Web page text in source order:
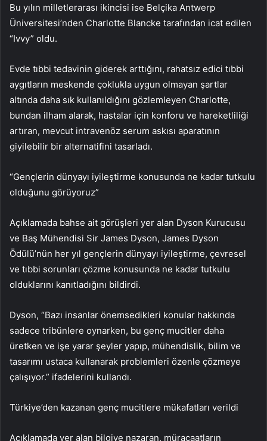
Bu yılın milletlerarası ikincisi ise Belçika Antwerp
Üniversitesi’nden Charlotte Blancke tarafından icat edilen
“Ivvy” oldu.
Evde tıbbi tedavinin giderek arttığını, rahatsız edici tıbbi
aygıtların meskende çoklukla uygun olmayan şartlar
altında daha sık kullanıldığını gözlemleyen Charlotte,
bundan ilham alarak, hastalar için konforu ve hareketliliği
artıran, mevcut intravenöz serum askısı aparatının
giyilebilir bir alternatifini tasarladı.
“Gençlerin dünyayı iyileştirme konusunda ne kadar tutkulu
olduğunu görüyoruz”
Açıklamada bahse ait görüşleri yer alan Dyson Kurucusu
ve Baş Mühendisi Sir James Dyson, James Dyson
Ödülü’nün her yıl gençlerin dünyayı iyileştirme, çevresel
ve tıbbi sorunları çözme konusunda ne kadar tutkulu
olduklarını kanıtladığını bildirdi.
Dyson, “Bazı insanlar önemsedikleri konular hakkında
sadece tribünlere oynarken, bu genç mucitler daha
üretken ve işe yarar şeyler yapıp, mühendislik, bilim ve
tasarımı ustaca kullanarak problemleri özenle çözmeye
çalışıyor.” ifadelerini kullandı.
Türkiye’den kazanan genç mucitlere mükafatları verildi
Açıklamada yer alan bilgiye nazaran, müracaatların